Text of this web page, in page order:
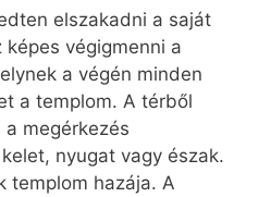
elszakadni a saját
végigmenni a
a végén minden
a templom. A térből
megérkezés
nyugat vagy észak.
templom hazája. A